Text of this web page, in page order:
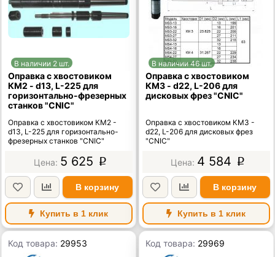
В наличии 2 шт.
Оправка с хвостовиком
КМ2 - d13, L-225 для
горизонтально-фрезерных
станков "CNIC"
Оправка с хвостовиком КМ2 -
d13, L-225 для горизонтально-
фрезерных станков "CNIC"
5 625 p
В корзину
Купить в 1 клик
В наличии 46 шт.
Оправка с хвостовиком
КМ3 - d22, L-206 для
дисковых фрез "CNIC"
Оправка с хвостовиком КМ3 -
d22, L-206 для дисковых фрез
"CNIC"
4 584 p
В корзину
Купить в 1 клик
Код товара: 29953 Код товара: 29969